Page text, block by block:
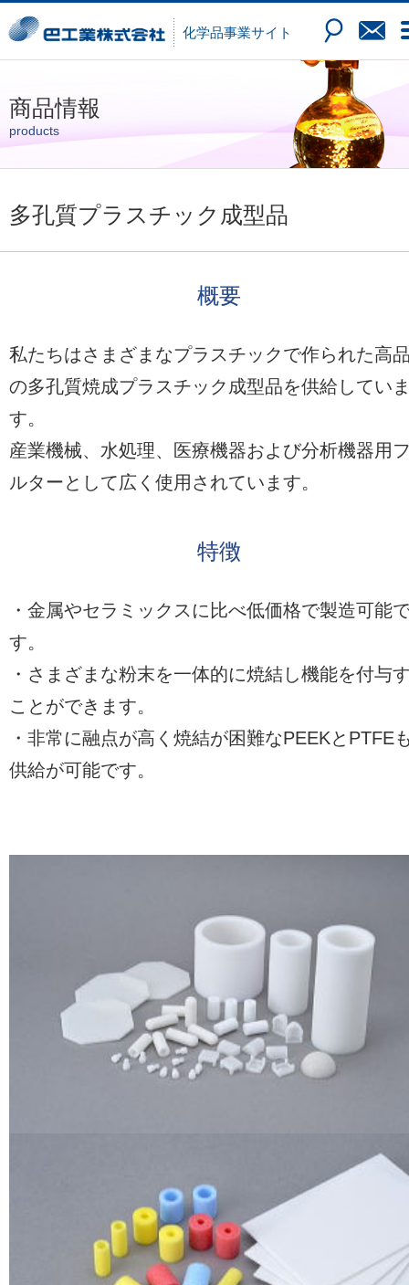
化学品事業サイト
商品情報
products
多孔質プラスチック成型品
概要
私たちはさまざまなプラスチックで作られた高
の多孔質焼成プラスチック成型品を供給してい
す。
産業機械、水処理、医療機器および分析機器用
ルターとして広く使用されています。
特徴
・金属やセラミックスに比べ低価格で製造可能
す。
・さまざまな粉末を一体的に焼結し機能を付与
ことができます。
・非常に融点が高く焼結が困難なPEEKとPTFE
供給が可能です。